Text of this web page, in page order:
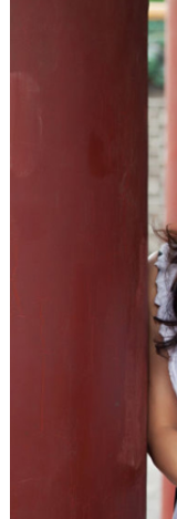
你！她全心照顾一
1986年，夫妻终于
辐射，身患重症，
生！病房中，邓稼
邓稼先用自己的
之绚烂、信仰之圣